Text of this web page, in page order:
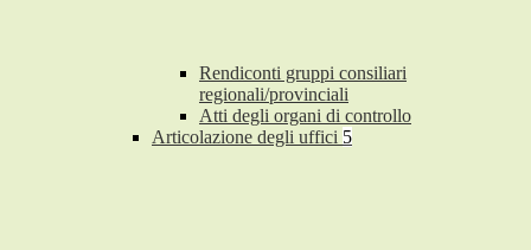
Rendiconti gruppi consiliari
regionali/provinciali
Atti degli organi di controllo
Articolazione degli uffici 5